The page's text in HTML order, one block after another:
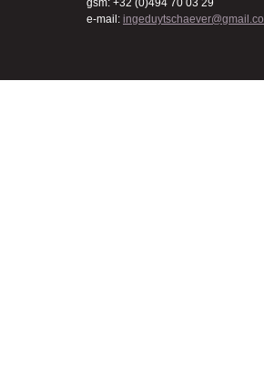
gsm: +32 (0)494 70 03 29
e-mail: